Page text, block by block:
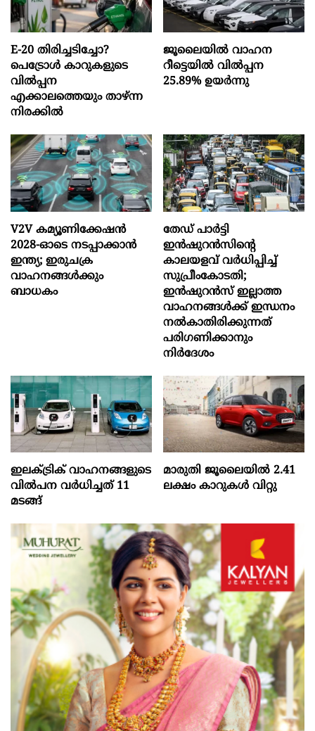
E-20 തിരിച്ചടിച്ചോ?
പെട്രോൾ കാറുകളുടെ
വിൽപ്പന
എക്കാലത്തെയും താഴ്ന്ന
നിരക്കിൽ
ജൂലൈയിൽ വാഹന
റീട്ടെയിൽ വിൽപ്പന
25.89% ഉയർന്നു
V2V കമ്യൂണിക്കേഷൻ
2028-ഓടെ നടപ്പാക്കാൻ
ഇന്ത്യ; ഇരുചക്ര
വാഹനങ്ങൾക്കും
ബാധകം
തേഡ് പാർട്ടി
ഇൻഷുറൻസിന്റെ
കാലയളവ് വർധിപ്പിച്ച്
സുപ്രീംകോടതി;
ഇൻഷുറൻസ് ഇല്ലാത്ത
വാഹനങ്ങൾക്ക് ഇന്ധനം
നൽകാതിരിക്കുന്നത്
പരിഗണിക്കാനും
നിർദേശം
ഇലക്ട്രിക് വാഹനങ്ങളുടെ
വിൽപന വർധിച്ചത് 11
മടങ്ങ്
മാരുതി ജൂലൈയിൽ 2.41
ലക്ഷം കാറുകൾ വിറ്റു